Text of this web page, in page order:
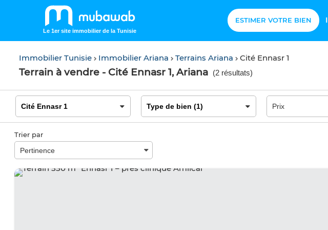
Le 1er site immobilier de la Tunisie
ESTIMER VOTRE BIEN
Immobilier Tunisie Immobilier Ariana Terrains Ariana Cité Ennasr 1
Terrain à vendre - Cité Ennasr 1, Ariana (2 résultats)
Trier par